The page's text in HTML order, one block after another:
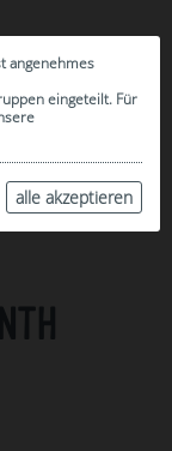
angenehmes
eingeteilt. Für
alle akzeptieren